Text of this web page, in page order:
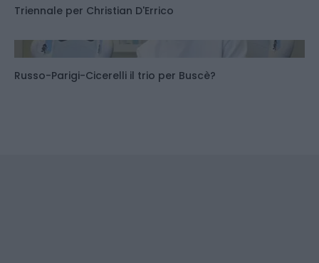
Triennale per Christian D'Errico
Russo-Parigi-Cicerelli il trio per Buscè?